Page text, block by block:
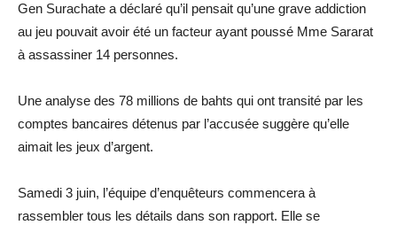
Gen Surachate a déclaré qu’il pensait qu’une grave addiction
au jeu pouvait avoir été un facteur ayant poussé Mme Sararat
à assassiner 14 personnes.
Une analyse des 78 millions de bahts qui ont transité par les
comptes bancaires détenus par l’accusée suggère qu’elle
aimait les jeux d’argent.
Samedi 3 juin, l’équipe d’enquêteurs commencera à
rassembler tous les détails dans son rapport. Elle se